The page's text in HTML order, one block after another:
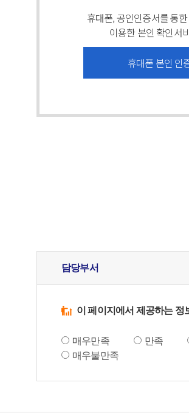
휴대폰, 공인인증서를 통
이용한 본인 확인서
휴대폰 본인 인
담당부서
이 페이지에서 제공하는 정
매우만족 만족
매우불만족